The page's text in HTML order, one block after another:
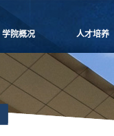
学院概况
学院愿景
院长致辞
学院介绍
人才培养
本科生教学
博士生教学
硕士生教学
MBA